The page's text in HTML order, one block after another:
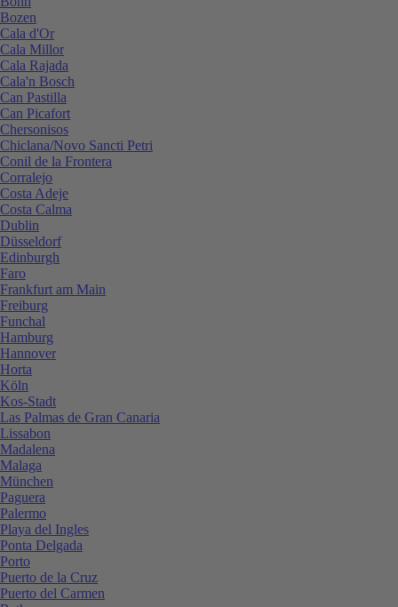
Bozen
Cala d'Or
Cala Millor
Cala Rajada
Cala'n Bosch
Can Pastilla
Can Picafort
Chersonisos
Chiclana/Novo Sancti Petri
Conil de la Frontera
Corralejo
Costa Adeje
Costa Calma
Dublin
Düsseldorf
Edinburgh
Faro
Frankfurt am Main
Freiburg
Funchal
Hamburg
Hannover
Horta
Köln
Kos-Stadt
Las Palmas de Gran Canaria
Lissabon
Madalena
Malaga
München
Paguera
Palermo
Playa del Ingles
Ponta Delgada
Porto
Puerto de la Cruz
Puerto del Carmen